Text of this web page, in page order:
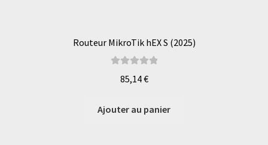
Routeur MikroTik hEX S (2025)
85,14€
Ajouter au panier